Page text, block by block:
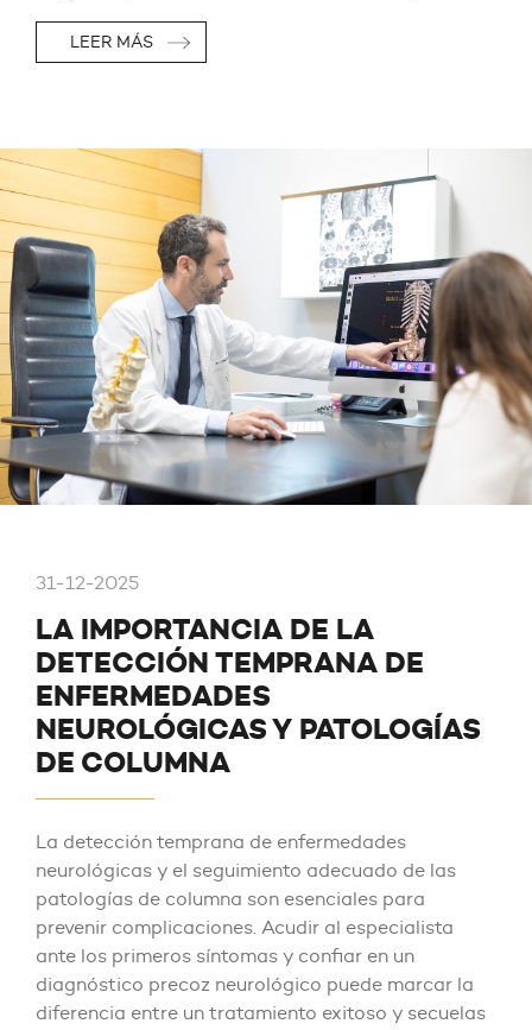
LEER MÁS
31-12-2025
LA IMPORTANCIA DE LA
DETECCIÓN TEMPRANA DE
ENFERMEDADES
NEUROLÓGICAS Y PATOLOGÍAS
DE COLUMNA
La detección temprana de enfermedades
neurológicas y el seguimiento adecuado de las
patologías de columna son esenciales para
prevenir complicaciones. Acudir al especialista
ante los primeros síntomas y confiar en un
diagnóstico precoz neurológico puede marcar la
diferencia entre un tratamiento exitoso y secuelas